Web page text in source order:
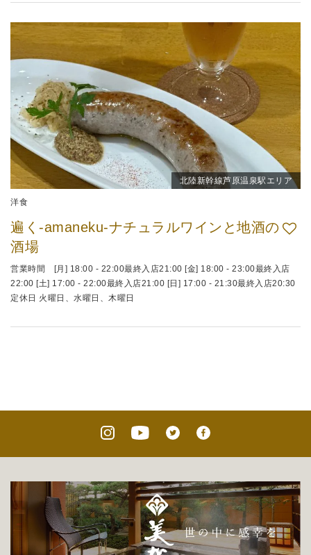
北陸新幹線芦原温泉駅エリア
洋食
遍く-amaneku-ナチュラルワインと地酒の
酒場
営業時間 [月] 18:00 - 22:00最終入店21:00 [金] 18:00 - 23:00最終入店
22:00 [土] 17:00 - 22:00最終入店21:00 [日] 17:00 - 21:30最終入店20:30
定休日 火曜日、水曜日、木曜日